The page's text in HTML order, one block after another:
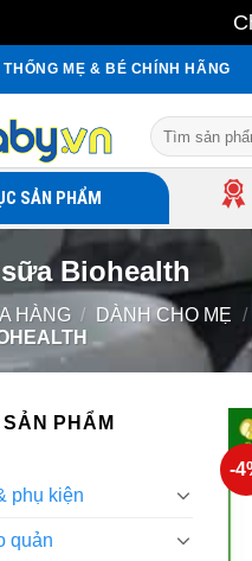
MẸ & BÉ CHÍNH HÃNG
Search
for:
SẢN PHẨM
Biohealth
HÀNG / DÀNH CHO MẸ /
PHẨM
phụ kiện
quản
-